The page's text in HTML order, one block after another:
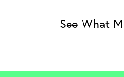
See What